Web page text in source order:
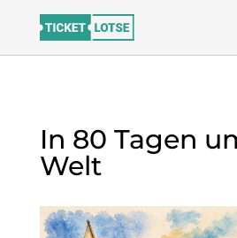
In 80 Tagen
Welt